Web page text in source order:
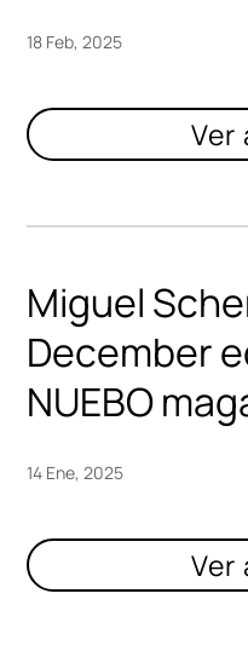
18 Feb, 2025
Miguel
December
NUEBO
14 Ene, 2025